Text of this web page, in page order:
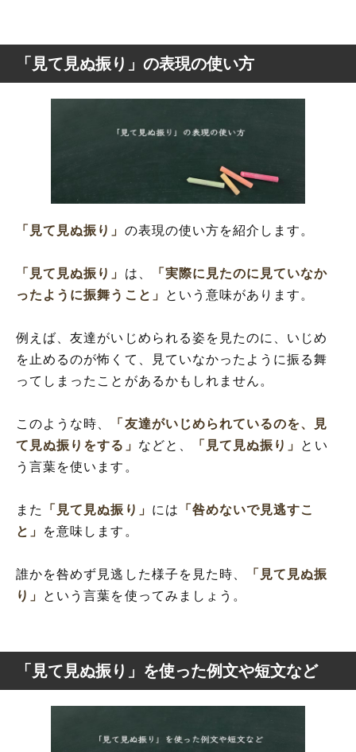
「見て見ぬ振り」の表現の使い方
「見て見ぬ振り」 の表現の使い方を紹介します。
「見て見ぬ振り」 は、
「実際に見たのに見ていなか
ったように振舞うこと」
という意味があります。
例えば、友達がいじめられる姿を見たのに、いじめ
を止めるのが怖くて、見ていなかったように振る舞
ってしまったことがあるかもしれません。
このような時、
「友達がいじめられているのを、見
て見ぬ振りをする」 などと、 「見て見ぬ振り」 とい
う言葉を使います。
また 「見て見ぬ振り」 には
「咎めないで見逃すこ
と」
を意味します。
誰かを咎めず見逃した様子を見た時、
「見て見ぬ振
り」
という言葉を使ってみましょう。
「見て見ぬ振り」を使った例文や短文など